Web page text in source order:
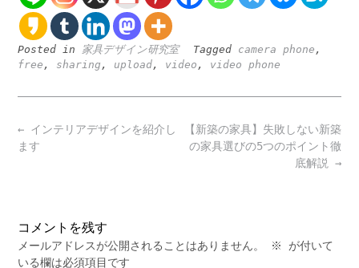
Posted in 家具デザイン研究室 Tagged camera phone ,
free , sharing , upload, video , video phone
Post
navigation
【新築の家具】失敗しない新築
の家具選びの5つのポイント徹
底解説 →
← インテリアデザインを紹介し
ます
コメントを残す
メールアドレスが公開されることはありません。 ※
が付いて
いる欄は必須項目です